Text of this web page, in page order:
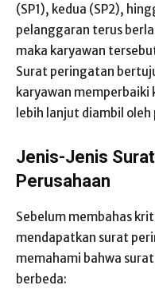
(SP1), kedua (SP2),
pelanggaran terus
maka karyawan
Surat peringatan
karyawan memperbaiki
lebih lanjut diambil oleh
Jenis-Jenis
Perusahaan
Sebelum membahas
mendapatkan surat
memahami bahwa
berbeda: